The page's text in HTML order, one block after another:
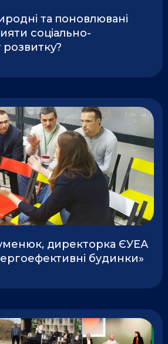
та поновлювані
соціально-
директорка ЄУЕА
будинки»